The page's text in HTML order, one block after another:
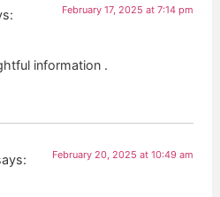
February 17, 2025 at 7:14 pm
information .
February 20, 2025 at 10:49 am